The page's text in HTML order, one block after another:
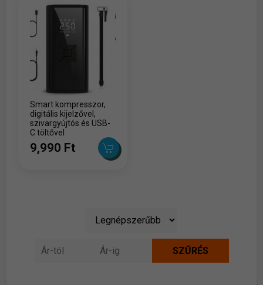
Smart kompresszor,
digitális kijelzővel,
szivargyújtós és USB-
C töltővel
9,990 Ft